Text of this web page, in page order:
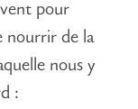
pour
nourrir de la
nous y
: